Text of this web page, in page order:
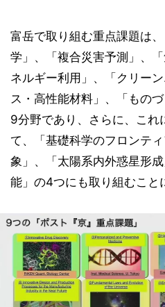
富岳で取り組む重点課題は
学」、「複合災害予測」、
ネルギー利用」、「クリー
ス・高性能材料」、「もの
9分野であり、さらに、これ
て、「基礎科学のフロンテ
象」、「太陽系内外惑星形
能」の4つにも取り組むこと